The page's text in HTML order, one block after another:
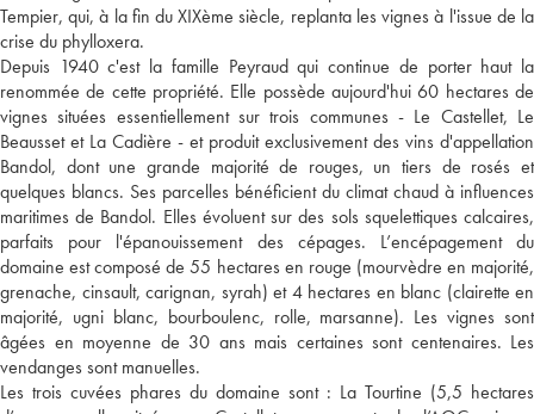
Tempier, qui, à la fin du XIXème siècle, replanta les vignes à l'issue de la
crise du phylloxera.
Depuis 1940 c'est la famille Peyraud qui continue de porter haut la
renommée de cette propriété. Elle possède aujourd'hui 60 hectares de
vignes situées essentiellement sur trois communes - Le Castellet, Le
Beausset et La Cadière - et produit exclusivement des vins d'appellation
Bandol, dont une grande majorité de rouges, un tiers de rosés et
quelques blancs. Ses parcelles bénéficient du climat chaud à influences
maritimes de Bandol. Elles évoluent sur des sols squelettiques calcaires,
parfaits pour l'épanouissement des cépages. L’encépagement du
domaine est composé de 55 hectares en rouge (mourvèdre en majorité,
grenache, cinsault, carignan, syrah) et 4 hectares en blanc (clairette en
majorité, ugni blanc, bourboulenc, rolle, marsanne). Les vignes sont
âgées en moyenne de 30 ans mais certaines sont centenaires. Les
vendanges sont manuelles.
Les trois cuvées phares du domaine sont : La Tourtine (5,5 hectares